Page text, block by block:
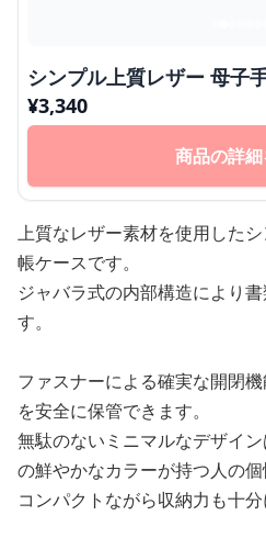
シンプル上質レザー 母子
¥3,340
商品の詳
上質なレザー素材を使用した
帳ケースです。
ジャバラ式の内部構造により
す。
ファスナーによる確実な開閉
を安全に保管できます。
無駄のないミニマルなデザイ
の鮮やかなカラーが持つ人の個
コンパクトながら収納力も十分